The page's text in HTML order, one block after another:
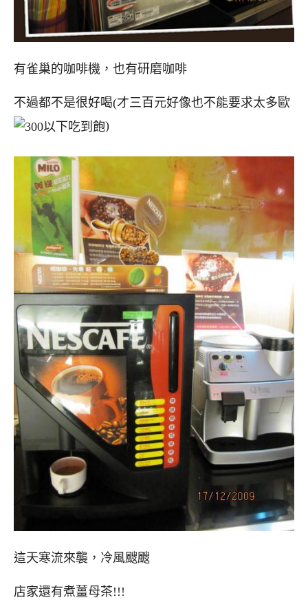
有雀巢的咖啡機，也有研磨咖啡
不過都不是很好喝(才三百元好像也不能要求太多歐
)
這天寒流來襲，冷風颼颼
店家還有煮薑母茶!!!